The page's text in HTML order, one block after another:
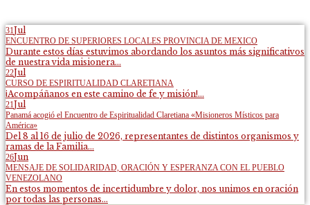
31Jul
ENCUENTRO DE SUPERIORES LOCALES PROVINCIA DE MEXICO
Durante estos días estuvimos abordando los asuntos más significativos
de nuestra vida misionera...
22Jul
CURSO DE ESPIRITUALIDAD CLARETIANA
¡Acompáñanos en este camino de fe y misión!...
21Jul
Panamá acogió el Encuentro de Espiritualidad Claretiana «Misioneros Místicos para
América»
Del 8 al 16 de julio de 2026, representantes de distintos organismos y
ramas de la Familia...
26Jun
MENSAJE DE SOLIDARIDAD, ORACIÓN Y ESPERANZA CON EL PUEBLO
VENEZOLANO
En estos momentos de incertidumbre y dolor, nos unimos en oración
por todas las personas...